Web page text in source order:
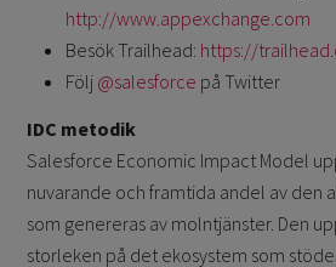
http://www.appexchange.com
Besök Trailhead: https://
Följ @salesforce på Twitter
IDC metodik
Salesforce Economic Impact Model
nuvarande och framtida andel av den
som genereras av molntjänster. Den
storleken på det ekosystem som